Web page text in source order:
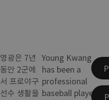
영광은 7년
동안 2군에
서 프로야구
선수 생활을
Young Kwang
has been a
professional
baseball player